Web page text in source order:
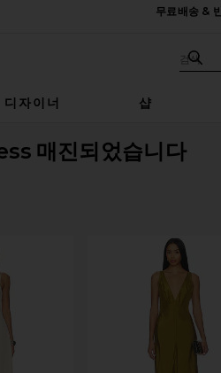
무료배송 &
검
디자이너 샵
매진되었습니다